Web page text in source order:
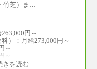
竹芝）ま…
円～
）：月給273,000円～
～
を読む